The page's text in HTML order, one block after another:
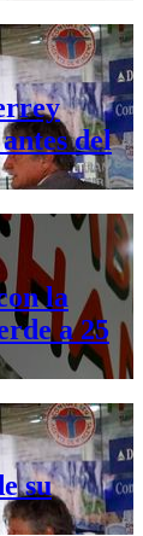
del
la
a 25
su